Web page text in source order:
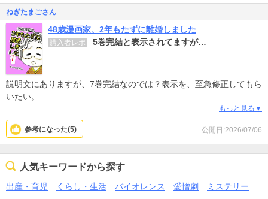
んな相手。
孤独の中に 愛を与えられて ムクムク 成長した 自尊心が 次は 人を
攻撃して、 気がつくと 孤独に戻っていることの繰り返し。 それを
慈愛の目で見守って いられる 条件は こちらに別に大切なものが ひ
とつもないこと ですね。
作者の 心理が痛すぎるほど わかり、 私自身の 考えを 代弁してくれ
てるかのようで 最後は心が救われました。
作者と 作者のお子さんの 幸せを心より お祈りしています。
ねぎたまごさん
48歳漫画家、2年もたずに離婚しました
購入者レポ 5巻完結と表示されてますが…
説明文にありますが、7巻完結なのでは？表示を、至急修正してもら
いたい。
最終巻のつもりで読んでたら、唐突に終わってびっくりしたわ。
中身は、この漫画の前作にあたる漫画と同じ感じで、自己分析やら
他者分析やらしてるようで、「自分は頑張ったんだよ！でもね周り
が悪いから…」という主張の数々。前作が合わなかった人は、やめ
ておいたほうがよいかな。
もっと見る▼
公開日:2026/07/06
参考になった(5)
人気キーワードから探す
出産・育児 くらし・生活 バイオレンス 愛憎劇
ミステリー